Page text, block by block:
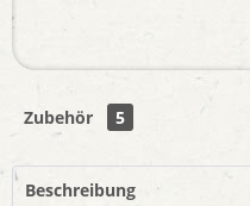
Zubehör 5
Beschreibung